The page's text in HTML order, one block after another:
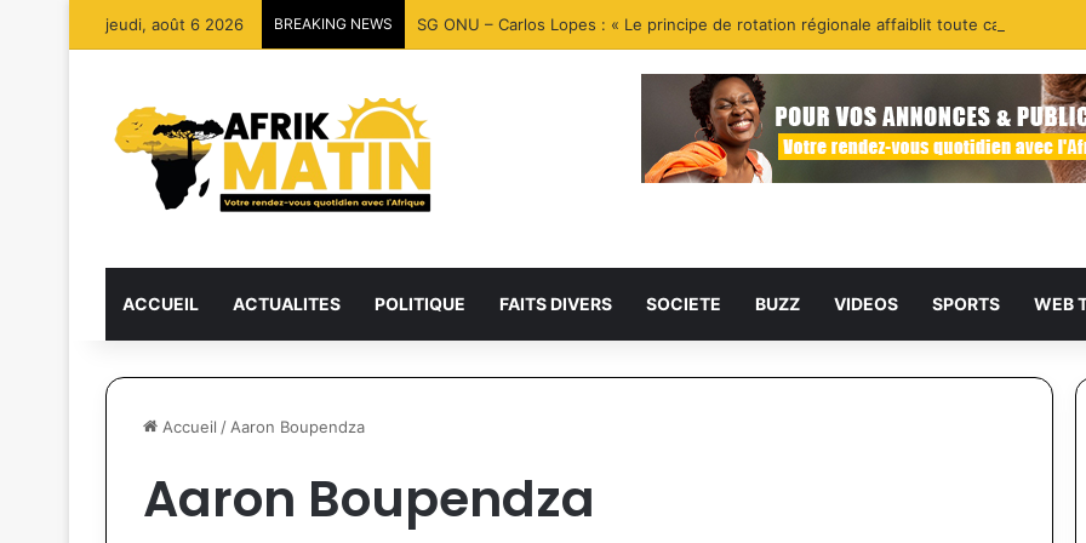
jeudi, août 6 2026 BREAKING NEWS SG ONU – Carlos Lopes : « Le principe de rotation régionale affaiblit toute candidature
ACCUEIL ACTUALITES POLITIQUE FAITS DIVERS SOCIETE BUZZ VIDEOS SPORTS WEB
Accueil / Aaron Boupendza
Aaron Boupendza